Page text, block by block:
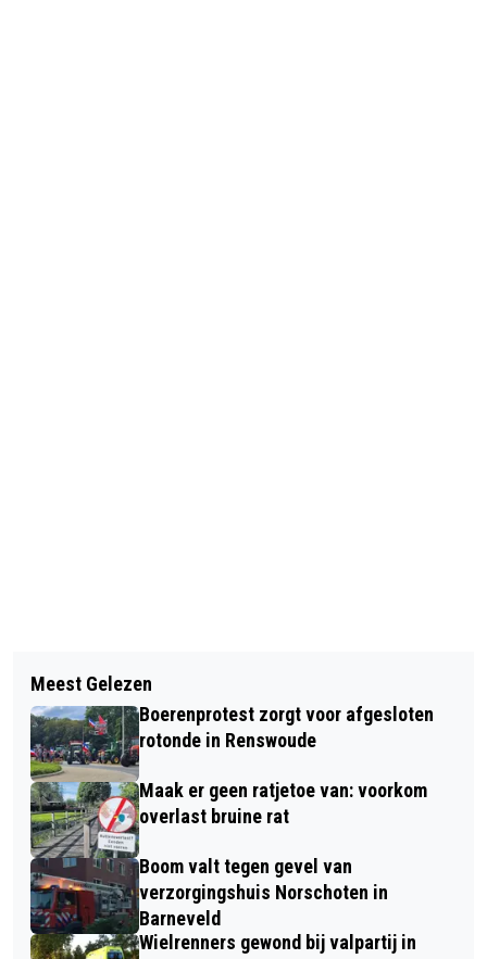
ZIEKENHUIS GELDERSE VALLEI EN
DIANET OPENEN DIALYSEHUB IN
VEENENDAAL
BIJNA 100 BASISSCHOLEN IN
GELDERLAND DOEN MEE MET 2E WEEK
VAN DE NATUUR
Meest Gelezen
Boerenprotest zorgt voor afgesloten
rotonde in Renswoude
Maak er geen ratjetoe van: voorkom
overlast bruine rat
Boom valt tegen gevel van
verzorgingshuis Norschoten in
Barneveld
Wielrenners gewond bij valpartij in